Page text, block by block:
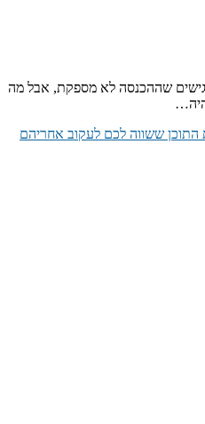
שההכנסה לא מספקת, אבל מה